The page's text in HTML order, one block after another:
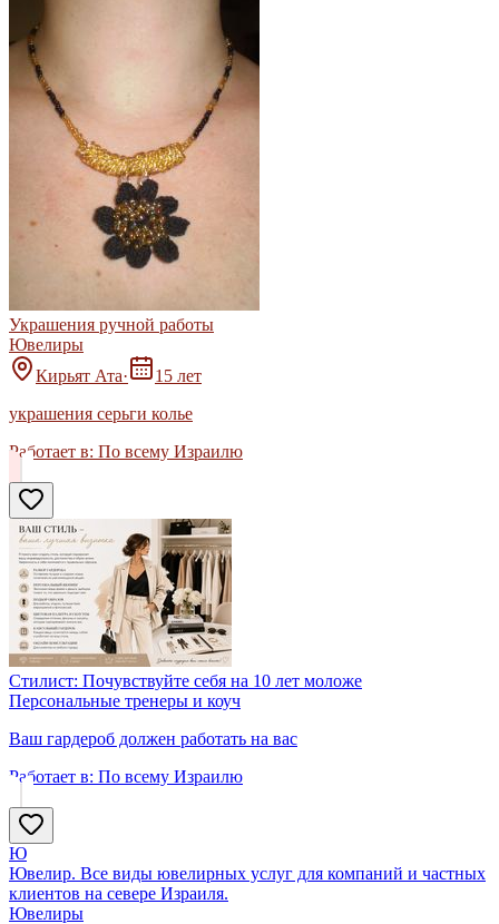
Украшения ручной работы
Ювелиры
Кирьят Ата·
15 лет
украшения серьги колье
Работает в: По всему Израилю
Стилист: Почувствуйте себя на 10 лет моложе
Персональные тренеры и коуч
Ваш гардероб должен работать на вас
Работает в: По всему Израилю
Ю
Ювелир. Все виды ювелирных услуг для компаний и частных
клиентов на севере Израиля.
Ювелиры